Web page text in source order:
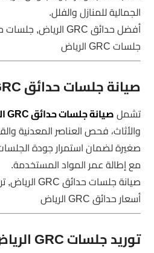
الجمالية للمنازل والفلل.
جلسات GRC الرياض
صيانة جلسات حدائق GRC الرياض
تشملصيانة جلسات حدائق GRC الرياض
والأثاث، فحص العناصر المعدنية
صغيرة لضمان استمرار جودة
مع إطالة عمر المواد المستخدمة.
أسعار حدائق GRC الرياض
توريد جلسات GRC الرياض